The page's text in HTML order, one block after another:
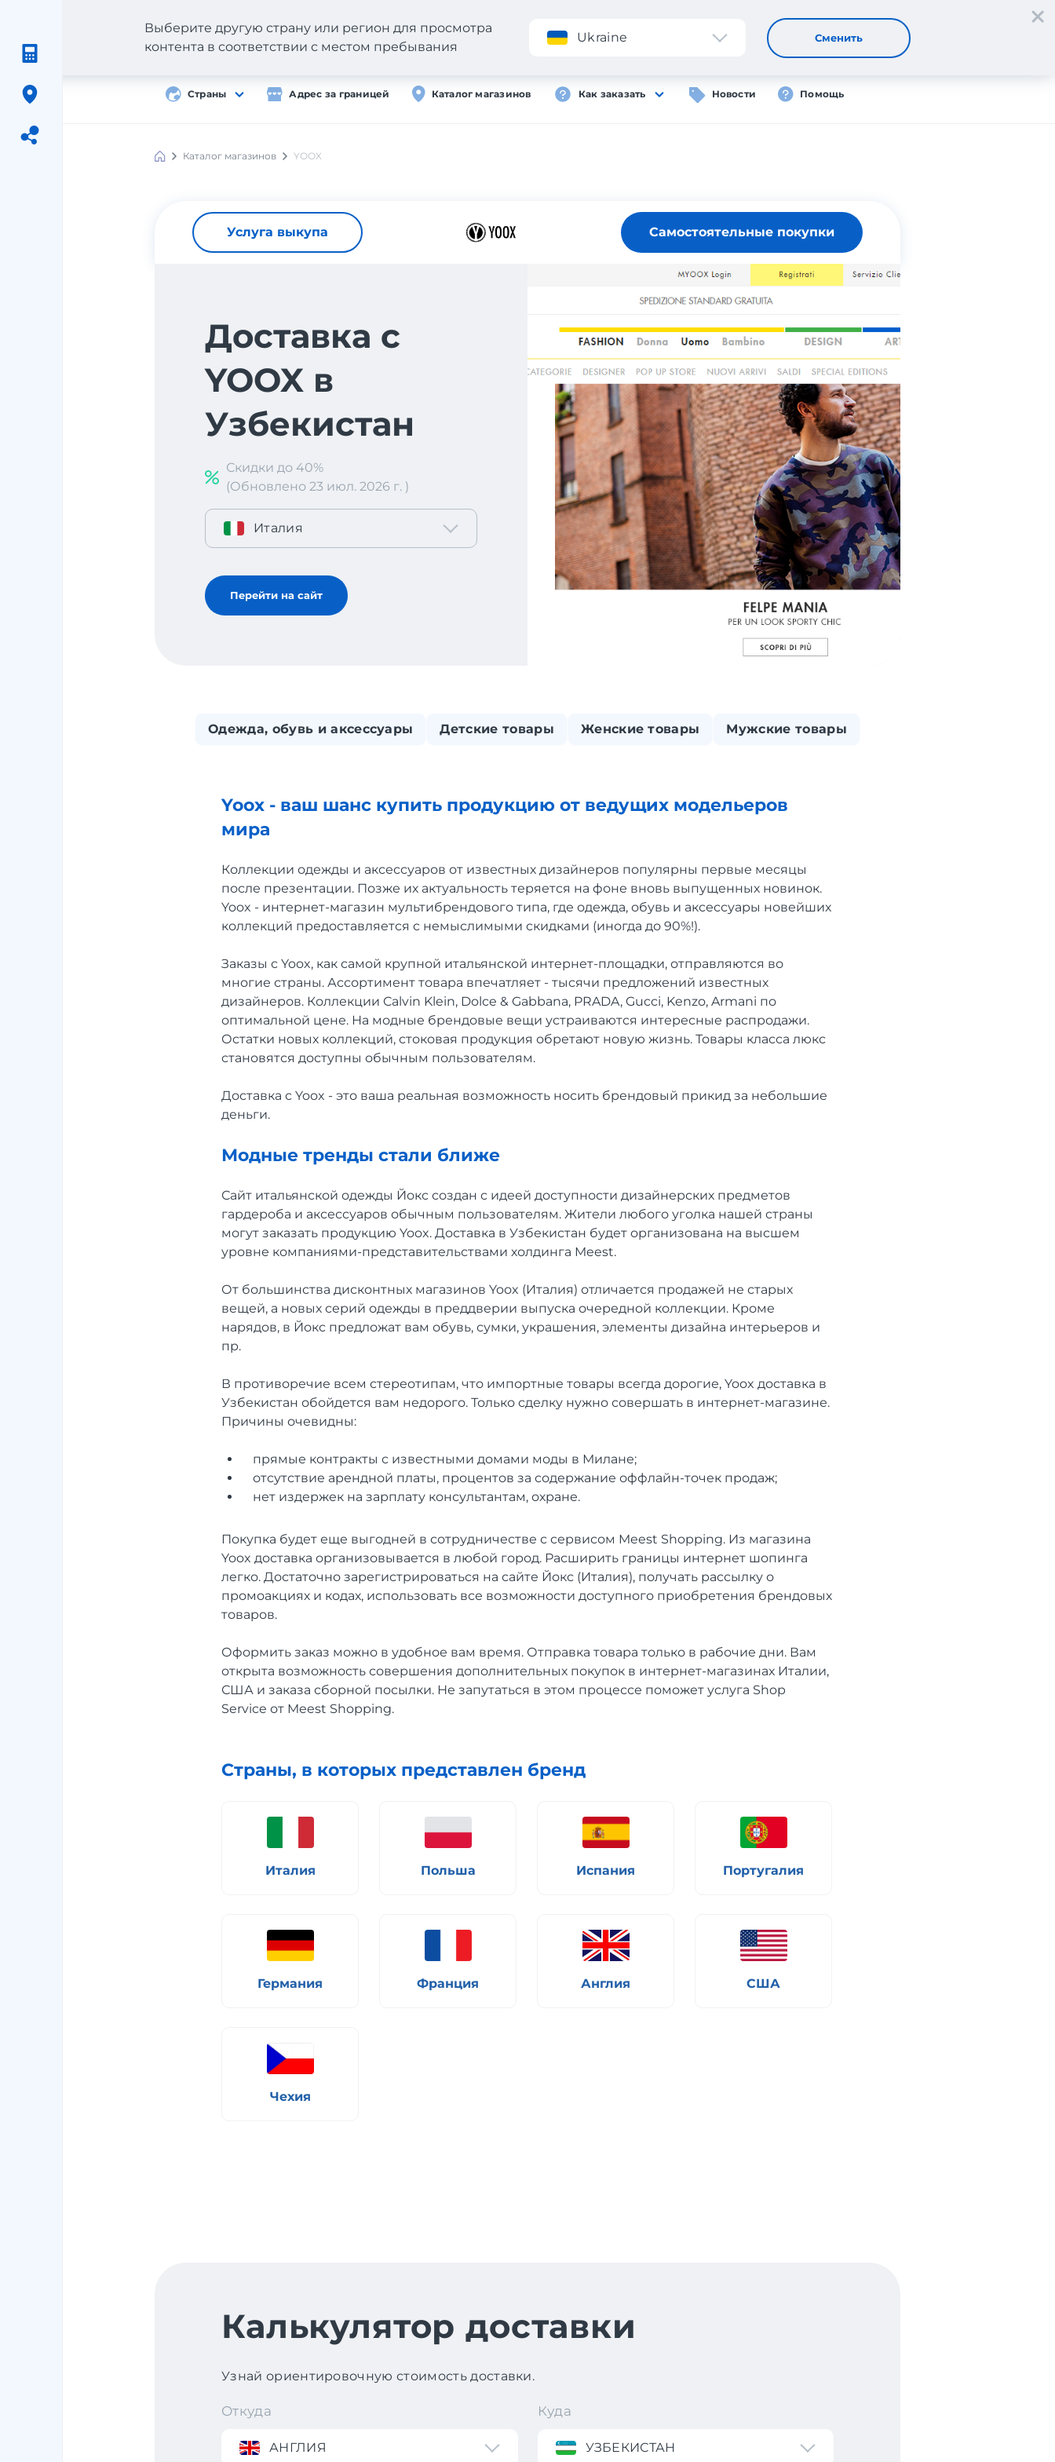
Приложение Регистрация Вход
Страны Адрес за границей Каталог магазинов Как заказать Новости Помощь
Выберите другую страну или регион для просмотра
контента в соответствии с местом пребывания
Ukraine Сменить
Meest
Каталог магазинов YOOX
Услуга выкупа Самостоятельные покупки
Доставка с
YOOX в
Узбекистан
Скидки до 40%
(Обновлено 23 июл. 2026 г. )
Италия
Перейти на сайт
Одежда, обувь и аксессуары Детские товары Женские товары Мужские товары
Yoox - ваш шанс купить продукцию от ведущих модельеров
мира
Коллекции одежды и аксессуаров от известных дизайнеров популярны первые месяцы
после презентации. Позже их актуальность теряется на фоне вновь выпущенных новинок.
Yoox - интернет-магазин мультибрендового типа, где одежда, обувь и аксессуары новейших
коллекций предоставляется с немыслимыми скидками (иногда до 90%!).
Заказы с Yoox, как самой крупной итальянской интернет-площадки, отправляются во
многие страны. Ассортимент товара впечатляет - тысячи предложений известных
дизайнеров. Коллекции Calvin Klein, Dolce & Gabbana, PRADA, Gucci, Kenzo, Armani по
оптимальной цене. На модные брендовые вещи устраиваются интересные распродажи.
Остатки новых коллекций, стоковая продукция обретают новую жизнь. Товары класса люкс
становятся доступны обычным пользователям.
Доставка с Yoox - это ваша реальная возможность носить брендовый прикид за небольшие
деньги.
Модные тренды стали ближе
Сайт итальянской одежды Йокс создан с идеей доступности дизайнерских предметов
гардероба и аксессуаров обычным пользователям. Жители любого уголка нашей страны
могут заказать продукцию Yoox. Доставка в Узбекистан будет организована на высшем
уровне компаниями-представительствами холдинга Meest.
От большинства дисконтных магазинов Yoox (Италия) отличается продажей не старых
вещей, а новых серий одежды в преддверии выпуска очередной коллекции. Кроме
нарядов, в Йокс предложат вам обувь, сумки, украшения, элементы дизайна интерьеров и
пр.
В противоречие всем стереотипам, что импортные товары всегда дорогие, Yoox доставка в
Узбекистан обойдется вам недорого. Только сделку нужно совершать в интернет-магазине.
Причины очевидны:
прямые контракты с известными домами моды в Милане;
отсутствие арендной платы, процентов за содержание оффлайн-точек продаж;
нет издержек на зарплату консультантам, охране.
Покупка будет еще выгодней в сотрудничестве с сервисом Meest Shopping. Из магазина
Yoox доставка организовывается в любой город. Расширить границы интернет шопинга
легко. Достаточно зарегистрироваться на сайте Йокс (Италия), получать рассылку о
промоакциях и кодах, использовать все возможности доступного приобретения брендовых
товаров.
Оформить заказ можно в удобное вам время. Отправка товара только в рабочие дни. Вам
открыта возможность совершения дополнительных покупок в интернет-магазинах Италии,
США и заказа сборной посылки. Не запутаться в этом процессе поможет услуга Shop
Service от Meest Shopping.
Страны, в которых представлен бренд
Италия Польша Испания Португалия
Германия Франция Англия США
Чехия
Калькулятор доставки
Узнай ориентировочную стоимость доставки.
Откуда
АНГЛИЯ
Куда
УЗБЕКИСТАН